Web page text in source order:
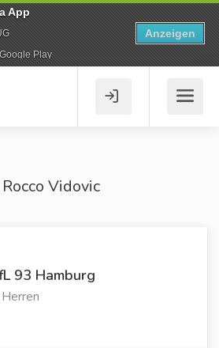
Vidovic
93 Hamburg
App
Play
Anzeigen